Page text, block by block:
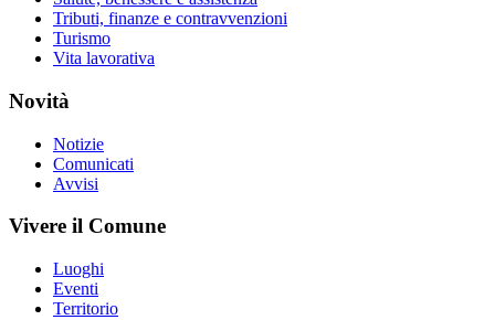
Tributi, finanze e contravvenzioni
Turismo
Vita lavorativa
Novità
Notizie
Comunicati
Avvisi
Vivere il Comune
Luoghi
Eventi
Territorio